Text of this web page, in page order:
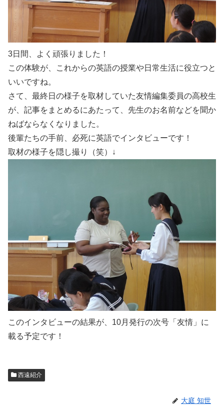
3日間、よく頑張りました！
この体験が、これからの英語の授業や日常生活に役立つと
いいですね。
さて、最終日の様子を取材していた友情編集委員の高校生
が、記事をまとめるにあたって、先生のお名前などを聞か
ねばならなくなりました。
後輩たちの手前、必死に英語でインタビューです！
取材の様子を隠し撮り（笑）↓
このインタビューの結果が、10月発行の次号「友情」に
載る予定です！
西遠紹介
大庭 知世